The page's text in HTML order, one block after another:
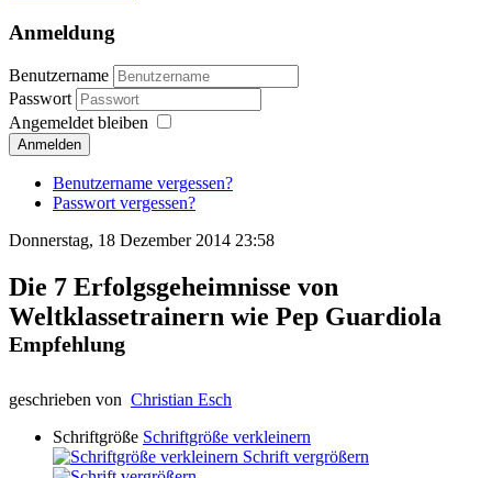
Anmeldung
Benutzername
Passwort
Angemeldet bleiben
Anmelden
Benutzername vergessen?
Passwort vergessen?
Donnerstag, 18 Dezember 2014 23:58
Die 7 Erfolgsgeheimnisse von
Weltklassetrainern wie Pep Guardiola
Empfehlung
geschrieben von Christian Esch
Schriftgröße Schriftgröße verkleinern
Schrift vergrößern